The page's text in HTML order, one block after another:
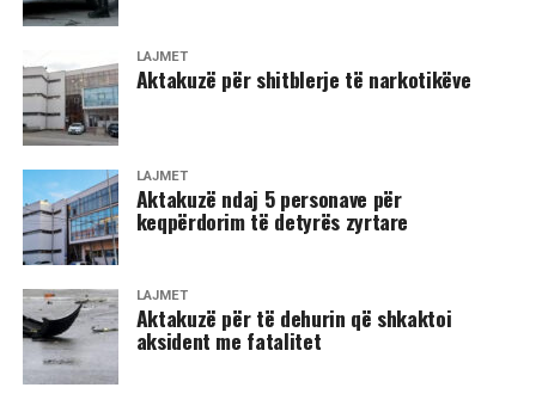
LAJMET
​Aktakuzë për shitblerje të narkotikëve
LAJMET
Aktakuzë ndaj 5 personave për
keqpërdorim të detyrës zyrtare
LAJMET
​Aktakuzë për të dehurin që shkaktoi
aksident me fatalitet